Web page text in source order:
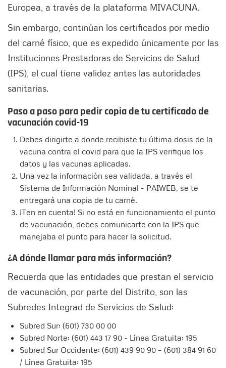
Europea, a través de la plataforma MIVACUNA.
Sin embargo, continúan los certificados por medio
del carné físico, que es expedido únicamente por las
Instituciones Prestadoras de Servicios de Salud
(IPS), el cual tiene validez antes las autoridades
sanitarias.
Paso a paso para pedir copia de tu certificado de
vacunación covid-19
Debes dirigirte a donde recibiste tu última dosis de la
vacuna contra el covid para que la IPS verifique los
datos y las vacunas aplicadas.
Una vez la información sea validada, a través el
Sistema de Información Nominal - PAIWEB, se te
entregará una copia de tu carné.
¡Ten en cuenta! Si no está en funcionamiento el punto
de vacunación, debes comunicarte con la IPS que
manejaba el punto para hacer la solicitud.
¿A dónde llamar para más información?
Recuerda que las entidades que prestan el servicio
de vacunación, por parte del Distrito, son las
Subredes Integrad de Servicios de Salud:
Subred Sur: (601) 730 00 00
Subred Norte: (601) 443 17 90 - Línea Gratuita: 195
Subred Sur Occidente: (601) 439 90 90 – (601) 384 91 60
/ Línea Gratuita: 195